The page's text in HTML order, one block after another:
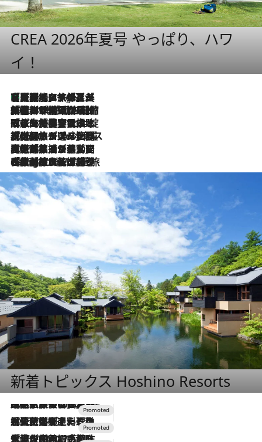
CREA 2026年夏号 やっぱり、ハワ
イ！
2 Hours Ago
【厳選旅コスメ】「多機能アイテムがメイン！」旅好き美容エディターが選んだ夏旅ベストコスメを発表【Mサイズジップ】
2026.8.6
「荷物が増えるほど旅ストレスは増す」美容ジャーナリストがたどり着いた最終結論。“化粧品を劇的に減らす”感動の凝縮美容とは
2026.8.6
「旅先には金髪ウィッグを持参」日本と同じメイクでは損してる!? 美容ジャーナリストが提案する“掟破りの旅美容”とは
2026.8.6
【厳選旅コスメ】「身軽さ＆UV対策重視！」ヘアアーティストshucoが選んだ夏旅ベストコスメを発表【Mサイズジップ】
2026.8.5
【厳選旅コスメ】国内をあちこち移動する河井菜摘が選んだ夏旅ベストコスメ発表！「リラックスアイテムはマスト」【Mサイズジップ】
2026.8.4
【厳選旅コスメ】「紫外線＆乾燥対策しながらメイク感も！」ヘア＆メイクGeorgeが選んだ夏旅ベストコスメを発表！【Mサイズジップ】
新着トピックス Hoshino Resorts
2026.7.31
【ホテル帰省】という選択肢をOMOが提案。家族とほどよい距離を保つには「昼は実家、夜は気兼ねなくホテルで！」
2026.7.24
【夏限定ディナーコース】旬を迎える稚鮎や花ズッキーニなどをイタリア・トスカーナの郷土料理の手法で満喫！
2026.7.17
「土佐和ハーブかき氷」がOMO7高知に登場！生姜、山椒、大葉など目にも舌にも涼を呼ぶ郷土の味